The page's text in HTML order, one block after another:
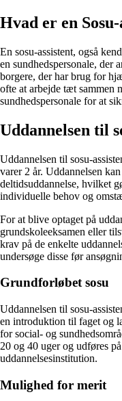
Hvad er en Sosu-
En sosu-assistent, også
en sundhedspersonale, der
borgere, der har brug for
ofte at arbejde tæt sammen
sundhedspersonale for at
Uddannelsen til
Uddannelsen til sosu-
varer 2 år. Uddannelsen
deltidsuddannelse, hvilket
individuelle behov og
For at blive optaget på
grundskoleeksamen eller
krav på de enkelte
undersøge disse før
Grundforløbet sosu
Uddannelsen til sosu-
en introduktion til faget og
for social- og
20 og 40 uger og udføres
uddannelsesinstitution.
Mulighed for merit